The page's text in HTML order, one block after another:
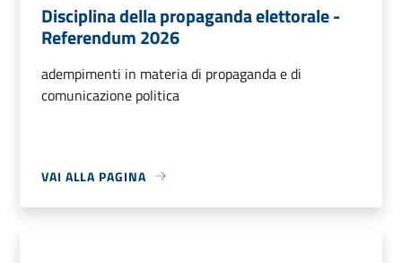
Disciplina della propaganda elettorale -
Referendum 2026
adempimenti in materia di propaganda e di
comunicazione politica
VAI ALLA PAGINA